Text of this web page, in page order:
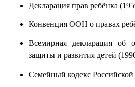
Декларация прав ребёнка
Конвенция ООН о правах
Всемирная декларация об
защиты и развития детей
Семейный кодекс